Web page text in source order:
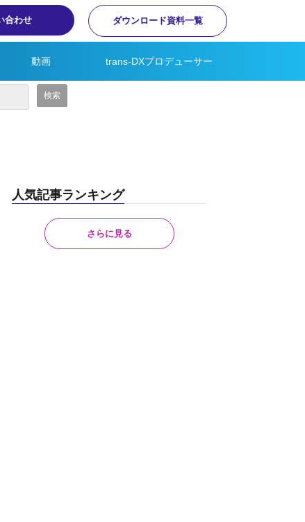
合わせ ダウンロード資料一覧
動画 trans-DXプロデューサー
人気記事ランキング
さらに見る